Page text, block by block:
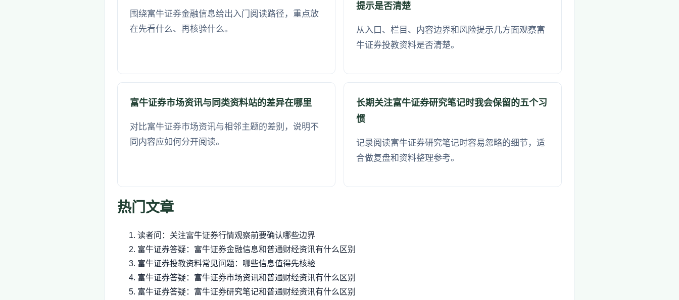
围绕富牛证券金融信息给出入门阅读路径，重点放
在先看什么、再核验什么。
提示是否清楚
从入口、栏目、内容边界和风险提示几方面观察富
牛证券投教资料是否清楚。
富牛证券市场资讯与同类资料站的差异在哪里
对比富牛证券市场资讯与相邻主题的差别，说明不
同内容应如何分开阅读。
长期关注富牛证券研究笔记时我会保留的五个习
惯
记录阅读富牛证券研究笔记时容易忽略的细节，适
合做复盘和资料整理参考。
热门文章
读者问：关注富牛证券行情观察前要确认哪些边界
富牛证券答疑：富牛证券金融信息和普通财经资讯有什么区别
富牛证券投教资料常见问题：哪些信息值得先核验
富牛证券答疑：富牛证券市场资讯和普通财经资讯有什么区别
富牛证券答疑：富牛证券研究笔记和普通财经资讯有什么区别